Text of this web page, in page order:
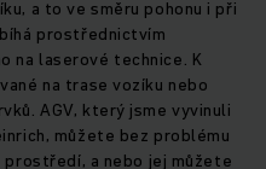
a to ve směru pohonu i při
prostřednictvím
na laserové technice. K
na trase vozíku nebo
AGV, který jsme vyvinuli
můžete bez problému
a nebo jej můžete